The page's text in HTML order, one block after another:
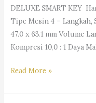
DELUXE SMART KEY
Tipe Mesin 4 – Langkah,
47.0 x 63.1 mm Volume
Kompresi 10,0 : 1 Daya
#MotorRancamanyar,
#BikersRancamanyar,
Read More »